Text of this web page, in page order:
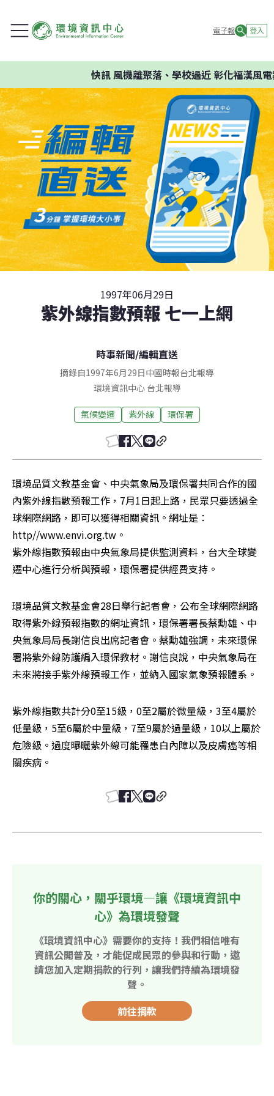
電子報 登入
快訊風機離聚落、學校過近 彰化福漢風電
1997年06月29日
紫外線指數預報 七一上網
時事新聞/編輯直送
摘錄自1997年6月29日中國時報台北報導
環境資訊中心 台北報導
氣候變遷 紫外線 環保署
環境品質文教基金會、中央氣象局及環保署共同合作的國
內紫外線指數預報工作，7月1日起上路，民眾只要透過全
球網際網路，即可以獲得相關資訊。網址是：
http//www.envi.org.tw。
紫外線指數預報由中央氣象局提供監測資料，台大全球變
遷中心進行分析與預報，環保署提供經費支持。
環境品質文教基金會28日舉行記者會，公布全球網際網路
取得紫外線預報指數的網址資訊，環保署署長蔡勳雄、中
央氣象局局長謝信良出席記者會。蔡勳雄強調，未來環保
署將紫外線防護編入環保教材。謝信良說，中央氣象局在
未來將接手紫外線預報工作，並納入國家氣象預報體系。
紫外線指數共計分0至15級，0至2屬於微量級，3至4屬於
低量級，5至6屬於中量級，7至9屬於過量級，10以上屬於
危險級。過度曝曬紫外線可能罹患白內障以及皮膚癌等相
關疾病。
你的關心，關乎環境—讓《環境資訊中
心》為環境發聲
《環境資訊中心》需要你的支持！我們相信唯有
資訊公開普及，才能促成民眾的參與和行動，邀
請您加入定期捐款的行列，讓我們持續為環境發
聲。
前往捐款